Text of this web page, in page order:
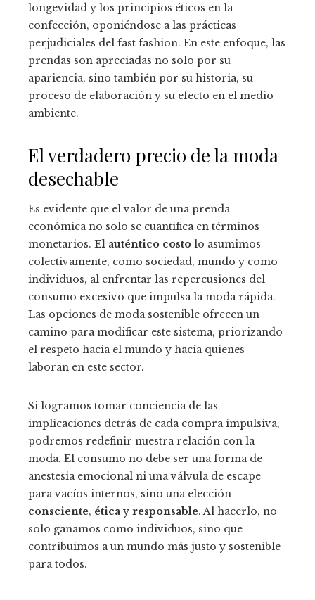
longevidad y los principios éticos en la
confección, oponiéndose a las prácticas
perjudiciales del fast fashion. En este enfoque, las
prendas son apreciadas no solo por su
apariencia, sino también por su historia, su
proceso de elaboración y su efecto en el medio
ambiente.
El verdadero precio de la moda
desechable
Es evidente que el valor de una prenda
económica no solo se cuantifica en términos
monetarios. El auténtico costo lo asumimos
colectivamente, como sociedad, mundo y como
individuos, al enfrentar las repercusiones del
consumo excesivo que impulsa la moda rápida.
Las opciones de moda sostenible ofrecen un
camino para modificar este sistema, priorizando
el respeto hacia el mundo y hacia quienes
laboran en este sector.
Si logramos tomar conciencia de las
implicaciones detrás de cada compra impulsiva,
podremos redefinir nuestra relación con la
moda. El consumo no debe ser una forma de
anestesia emocional ni una válvula de escape
para vacíos internos, sino una elección
consciente, ética y responsable. Al hacerlo, no
solo ganamos como individuos, sino que
contribuimos a un mundo más justo y sostenible
para todos.